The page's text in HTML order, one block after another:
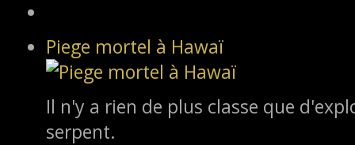
Piege mortel à Hawaï
Il n'y a rien de plus classe que
serpent.